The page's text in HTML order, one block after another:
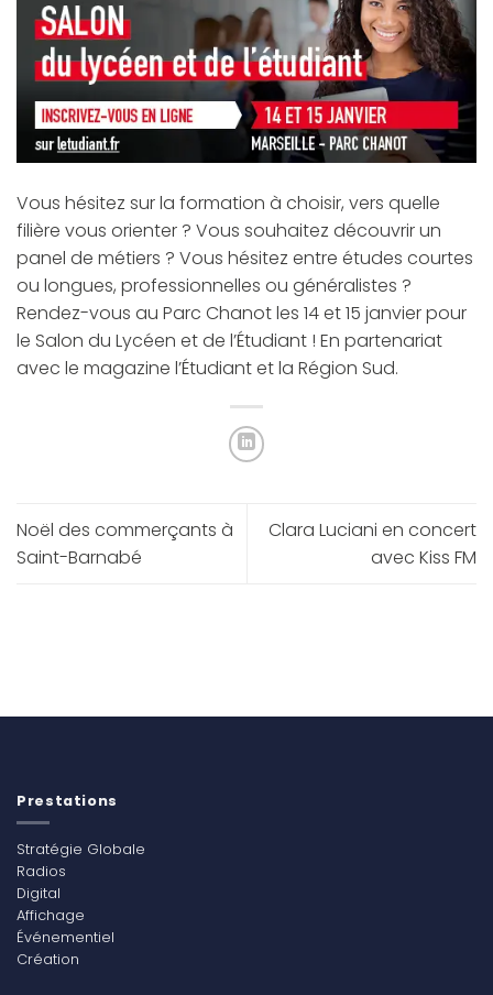
Vous hésitez sur la formation à choisir, vers quelle
filière vous orienter ? Vous souhaitez découvrir un
panel de métiers ? Vous hésitez entre études courtes
ou longues, professionnelles ou généralistes ?
Rendez-vous au Parc Chanot les 14 et 15 janvier pour
le Salon du Lycéen et de l’Étudiant ! En partenariat
avec le magazine l’Étudiant et la Région Sud.
Noël des commerçants à
Saint-Barnabé
Clara Luciani en concert
avec Kiss FM
Prestations
Stratégie Globale
Radios
Digital
Affichage
Événementiel
Création